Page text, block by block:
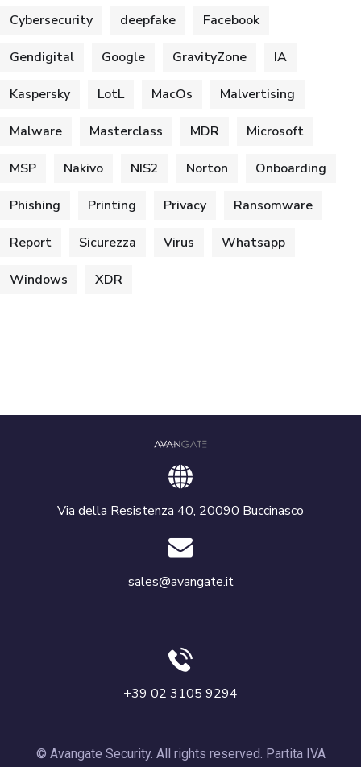
Cybersecurity deepfake Facebook
Gendigital Google GravityZone IA
Kaspersky LotL MacOs Malvertising
Malware Masterclass MDR Microsoft
MSP Nakivo NIS2 Norton Onboarding
Phishing Printing Privacy Ransomware
Report Sicurezza Virus Whatsapp
Windows XDR
Via della Resistenza 40, 20090 Buccinasco
sales@avangate.it
+39 02 3105 9294
© Avangate Security. All rights reserved. Partita IVA